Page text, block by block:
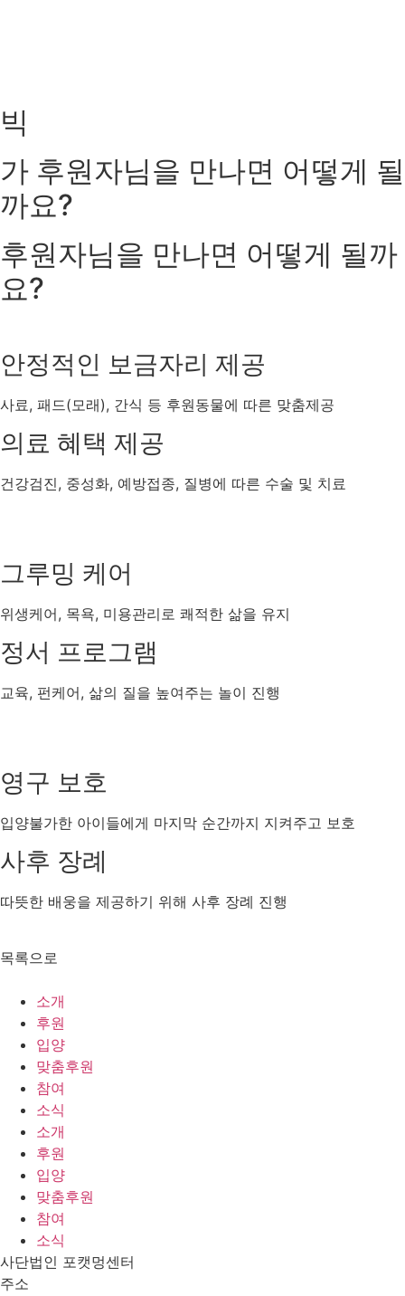
빅
가 후원자님을 만나면 어떻게 될
까요?
후원자님을 만나면 어떻게 될까
요?
안정적인 보금자리 제공
사료, 패드(모래), 간식 등 후원동물에 따른 맞춤제공
의료 혜택 제공
건강검진, 중성화, 예방접종, 질병에 따른 수술 및 치료
그루밍 케어
위생케어, 목욕, 미용관리로 쾌적한 삶을 유지
정서 프로그램
교육, 펀케어, 삶의 질을 높여주는 놀이 진행
영구 보호
입양불가한 아이들에게 마지막 순간까지 지켜주고 보호
사후 장례
따뜻한 배웅을 제공하기 위해 사후 장례 진행
목록으로
소개
후원
입양
맞춤후원
참여
소식
소개
후원
입양
맞춤후원
참여
소식
사단법인 포캣멍센터
주소